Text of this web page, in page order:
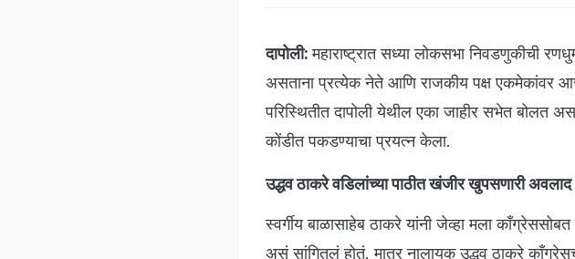
दापोली: महाराष्ट्रात सध्या लोकसभा निवडणुकीची
असताना प्रत्येक नेते आणि राजकीय पक्ष एकमेकांवर
परिस्थितीत दापोली येथील एका जाहीर सभेत बोलत
कोंडीत पकडण्याचा प्रयत्न केला.
उद्धव ठाकरे वडिलांच्या पाठीत खंजीर खुपसणारी
स्वर्गीय बाळासाहेब ठाकरे यांनी जेव्हा मला
असं सांगितलं होतं. मात्र नालायक उद्धव ठाकरे